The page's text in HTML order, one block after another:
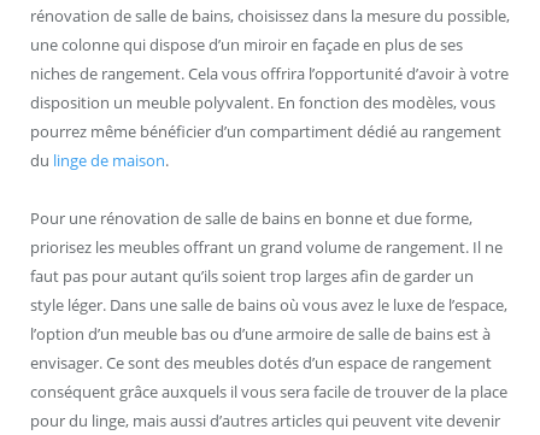
rénovation de salle de bains, choisissez dans la mesure du possible,
une colonne qui dispose d’un miroir en façade en plus de ses
niches de rangement. Cela vous offrira l’opportunité d’avoir à votre
disposition un meuble polyvalent. En fonction des modèles, vous
pourrez même bénéficier d’un compartiment dédié au rangement
du linge de maison.
Pour une rénovation de salle de bains en bonne et due forme,
priorisez les meubles offrant un grand volume de rangement. Il ne
faut pas pour autant qu’ils soient trop larges afin de garder un
style léger. Dans une salle de bains où vous avez le luxe de l’espace,
l’option d’un meuble bas ou d’une armoire de salle de bains est à
envisager. Ce sont des meubles dotés d’un espace de rangement
conséquent grâce auxquels il vous sera facile de trouver de la place
pour du linge, mais aussi d’autres articles qui peuvent vite devenir